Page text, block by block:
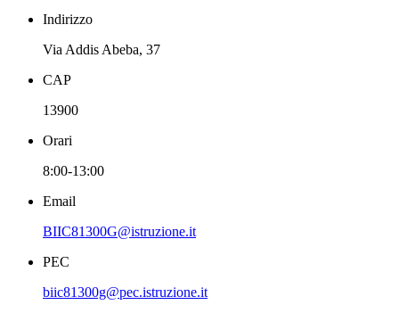
Indirizzo
Via Addis Abeba, 37
CAP
13900
Orari
8:00-13:00
Email
BIIC81300G@istruzione.it
PEC
biic81300g@pec.istruzione.it